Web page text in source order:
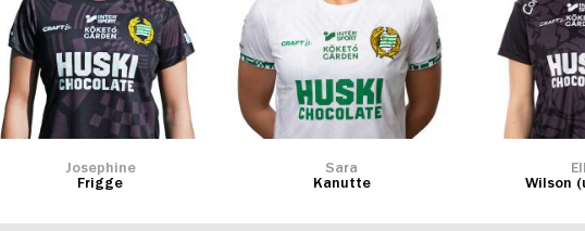
Josephine
Frigge
Sara
Kanutte
Wilson